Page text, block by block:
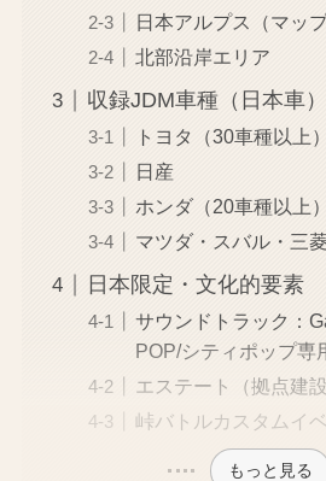
日本アルプス（マップ
北部沿岸エリア
収録JDM車種（日本車
トヨタ（30車種以上）
日産
ホンダ（20車種以上）
マツダ・スバル・三
日本限定・文化的要素
サウンドトラック：
POP/シティポップ専
エステート（拠点建
峠バトルカスタムイ
もっと見る